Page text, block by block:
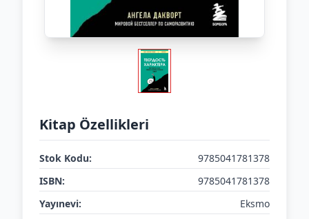
Kitap Özellikleri
Stok Kodu:
9785041781378
ISBN:
9785041781378
Yayınevi:
Eksmo